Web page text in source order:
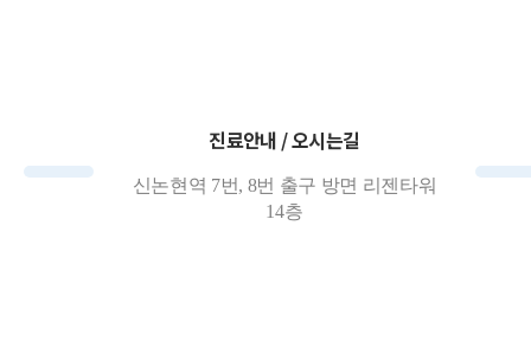
진료안내 / 오시는길
신논현역 7번, 8번 출구 방면 리젠타워
14층